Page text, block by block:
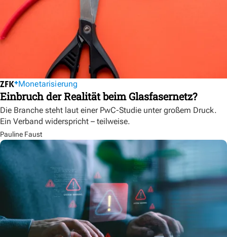
Monetarisierung
Einbruch der Realität beim Glasfasernetz?
Die Branche steht laut einer PwC-Studie unter großem Druck.
Ein Verband widerspricht – teilweise.
Pauline Faust